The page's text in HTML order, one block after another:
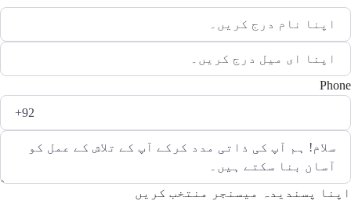
Phone
اپنا پسندیدہ میسنجر منتخب کریں